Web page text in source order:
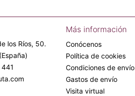
los Ríos, 50.
Más información
Conócenos
Política de cookies
Condiciones de envío
Gastos de envío
Visita virtual